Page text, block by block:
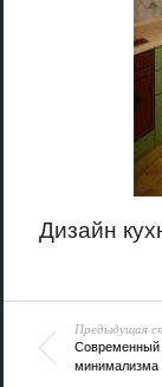
Дизайн
Предыдущая
Современный
минимализма